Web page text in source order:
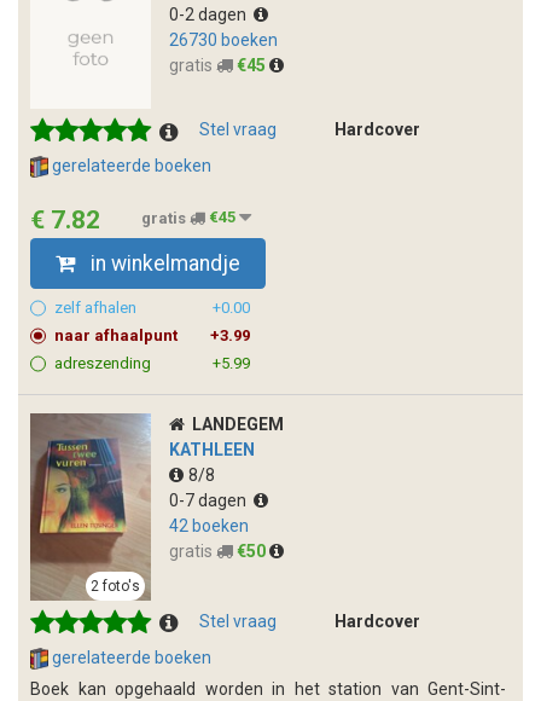
0-2 dagen
26730 boeken
gratis
€45
Stel vraag
Hardcover
gerelateerde boeken
€ 7.82 gratis €45
in winkelmandje
zelf afhalen
+0.00
naar afhaalpunt
+3.99
adreszending
+5.99
LANDEGEM
KATHLEEN
8/8
0-7 dagen
42 boeken
gratis
€50
2 foto's
Stel vraag
Hardcover
gerelateerde boeken
Boek kan opgehaald worden in het station van Gent-Sint-